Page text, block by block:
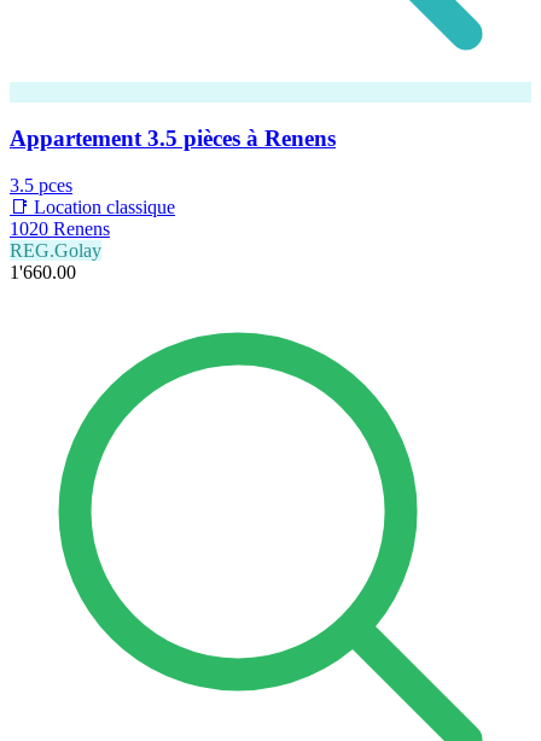
Appartement 3.5 pièces à Renens
3.5 pces
📑 Location classique
1020 Renens
REG.Golay
1'660.00